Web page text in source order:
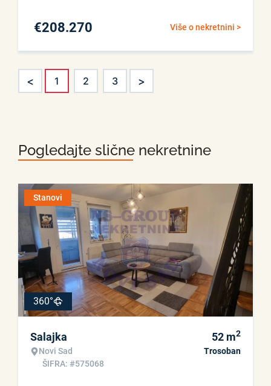
Više o nekretnini >
€208.270
< 1 2 3 >
Pogledajte slične nekretnine
Stanovi
360°
Salajka
Novi Sad
ŠIFRA: #575068
52 m2
Trosoban